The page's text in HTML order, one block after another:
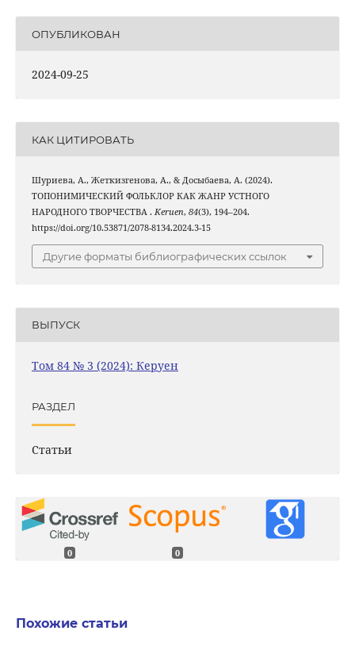
ОПУБЛИКОВАН
2024-09-25
КАК ЦИТИРОВАТЬ
Шуриева, А., Жеткизгенова, А., & Досыбаева, А. (2024).
ТОПОНИМИЧЕСКИЙ ФОЛЬКЛОР КАК ЖАНР УСТНОГО
НАРОДНОГО ТВОРЧЕСТВА . Keruen, 84(3), 194–204.
https://doi.org/10.53871/2078-8134.2024.3-15
Другие форматы библиографических ссылок
ВЫПУСК
Том 84 № 3 (2024): Керуен
РАЗДЕЛ
Статьи
0 0
Похожие статьи